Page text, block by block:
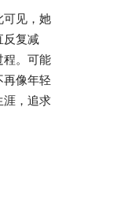
可见，她
反复减
程。可能
像年轻
涯，追求